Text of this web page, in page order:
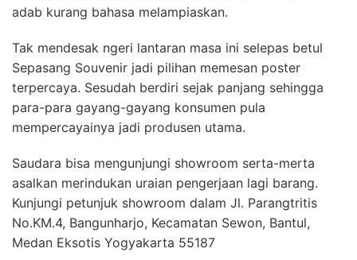
adab kurang bahasa melampiaskan.
Tak mendesak ngeri lantaran masa ini selepas betul
Sepasang Souvenir jadi pilihan memesan poster
terpercaya. Sesudah berdiri sejak panjang sehingga
para-para gayang-gayang konsumen pula
mempercayainya jadi produsen utama.
Saudara bisa mengunjungi showroom serta-merta
asalkan merindukan uraian pengerjaan lagi barang.
Kunjungi petunjuk showroom dalam Jl. Parangtritis
No.KM.4, Bangunharjo, Kecamatan Sewon, Bantul,
Medan Eksotis Yogyakarta 55187